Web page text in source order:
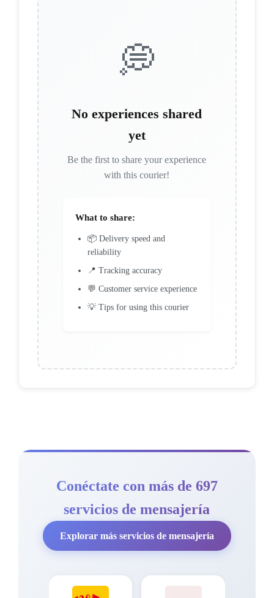
💭
No experiences shared
yet
Be the first to share your experience
with this courier!
What to share:
📦 Delivery speed and
reliability
📍 Tracking accuracy
💬 Customer service experience
💡 Tips for using this courier
Conéctate con más de 697
servicios de mensajería
Explorar más servicios de mensajería